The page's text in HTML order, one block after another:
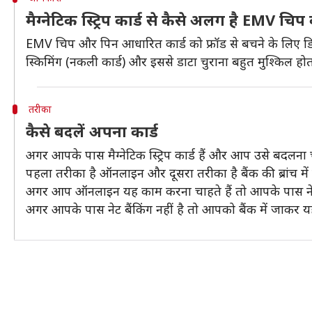
मैग्नेटिक स्ट्रिप कार्ड से कैसे अलग है EMV चिप
EMV चिप और पिन आधारित कार्ड को फ्रॉड से बचने के लिए
स्किमिंग (नकली कार्ड) और इससे डाटा चुराना बहुत मुश्किल
तरीका
कैसे बदलें अपना कार्ड
अगर आपके पास मैग्नेटिक स्ट्रिप कार्ड हैं और आप उसे
पहला तरीका है ऑनलाइन और दूसरा तरीका है बैंक की ब्रांच में
अगर आप ऑनलाइन यह काम करना चाहते हैं तो आपके पास
अगर आपके पास नेट बैंकिंग नहीं है तो आपको बैंक में जाकर यह